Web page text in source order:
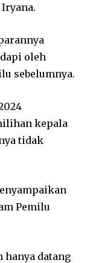
Iryana.
oleh
sebelumnya.
kepala
tidak
Pemilu
hanya datang